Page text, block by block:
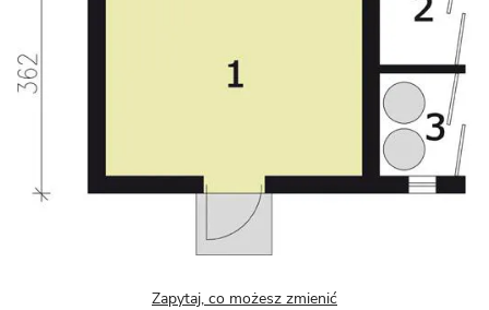
Zapytaj, co możesz zmienić